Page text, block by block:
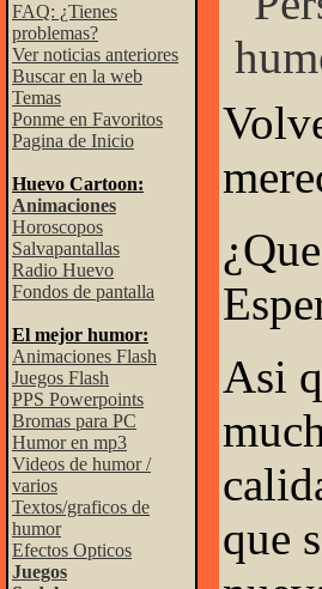
FAQ: ¿Tienes
problemas?
Ver noticias anteriores
Buscar en la web
Temas
Ponme en Favoritos
Pagina de Inicio
Huevo Cartoon:
Animaciones
Horoscopos
Salvapantallas
Radio Huevo
Fondos de pantalla
El mejor humor:
Animaciones Flash
Juegos Flash
PPS Powerpoints
Bromas para PC
Humor en mp3
Videos de humor /
varios
Textos/graficos de
humor
Efectos Opticos
Juegos
Asi
que